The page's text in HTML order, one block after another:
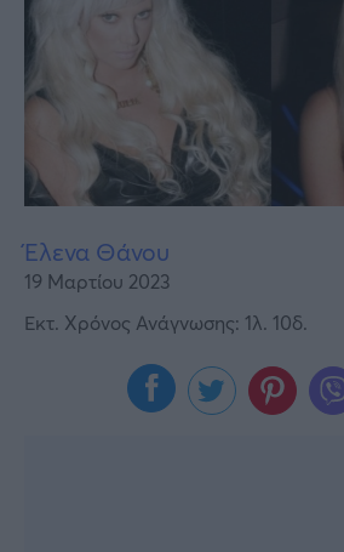
Υγεία
Γυναίκα
Έλενα Θάνου
19 Μαρτίου 2023
Εκτ. Χρόνος Ανάγνωσης: 1λ. 10δ.